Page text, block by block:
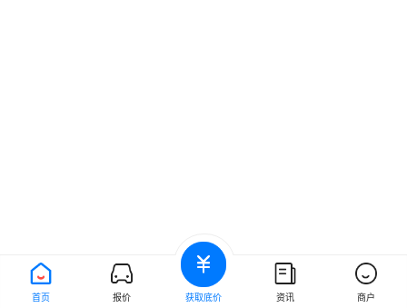
首页 报价 获取底价 资讯 商户